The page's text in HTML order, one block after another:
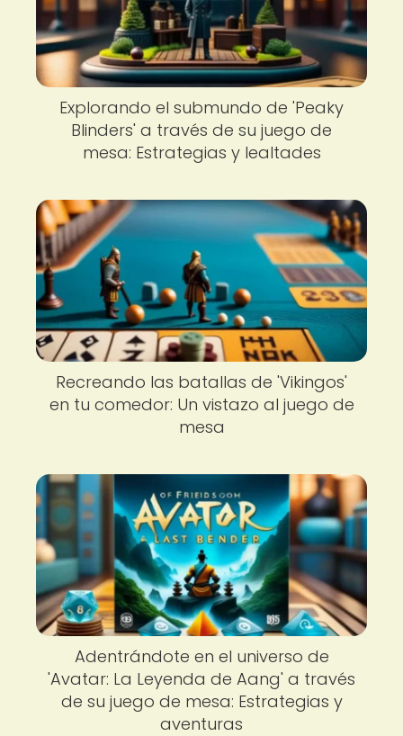
Explorando el submundo de 'Peaky
Blinders' a través de su juego de
mesa: Estrategias y lealtades
Recreando las batallas de 'Vikingos'
en tu comedor: Un vistazo al juego de
mesa
Adentrándote en el universo de
'Avatar: La Leyenda de Aang' a través
de su juego de mesa: Estrategias y
aventuras